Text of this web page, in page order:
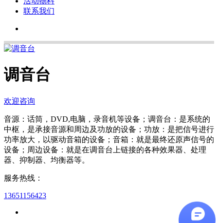
联系我们
调音台
欢迎咨询
音源：话筒，DVD,电脑，录音机等设备；调音台：是系统的
中枢，是承接音源和周边及功放的设备；功放：是把信号进行
功率放大，以驱动音箱的设备；音箱：就是最终还原声信号的
设备；周边设备：就是在调音台上链接的各种效果器、处理
器、抑制器、均衡器等。
服务热线：
13651156423